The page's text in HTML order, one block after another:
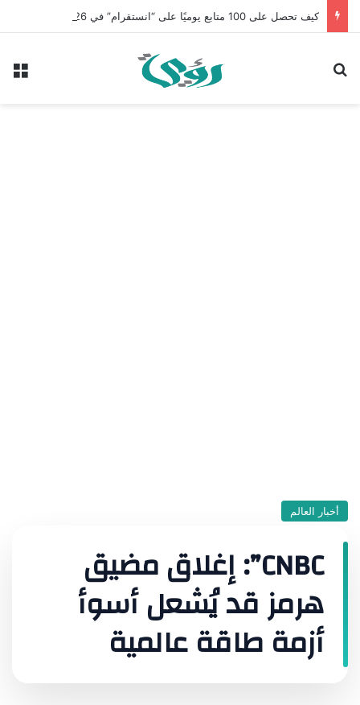
أخبار العالم
CNBC”: إغلاق مضيق
هرمز قد يُشعل أسوأ
أزمة طاقة عالمية